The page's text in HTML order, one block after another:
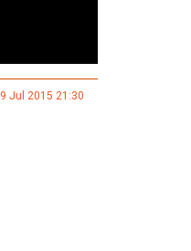
9 Jul 2015 21:30